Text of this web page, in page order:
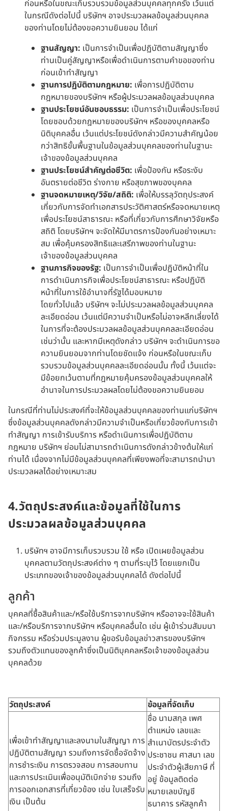
ก่อนหรือในขณะเก็บรวบรวมข้อมูลส่วนบุคคลทุกครั้ง เว้นแต่
ในกรณีดังต่อไปนี้ บริษัทฯ อาจประมวลผลข้อมูลส่วนบุคคล
ของท่านโดยไม่ต้องขอความยินยอม ได้แก่
ฐานสัญญา: เป็นการจำเป็นเพื่อปฏิบัติตามสัญญาซึ่ง
ท่านเป็นคู่สัญญาหรือเพื่อดำเนินการตามคำขอของท่าน
ก่อนเข้าทำสัญญา
ฐานการปฏิบัติตามกฎหมาย: เพื่อการปฏิบัติตาม
กฎหมายของบริษัทฯ หรือผู้ประมวลผลข้อมูลส่วนบุคคล
ฐานประโยชน์อันชอบธรรม: เป็นการจำเป็นเพื่อประโยชน์
โดยชอบด้วยกฎหมายของบริษัทฯ หรือของบุคคลหรือ
นิติบุคคลอื่น เว้นแต่ประโยชน์ดังกล่าวมีความสำคัญน้อย
กว่าสิทธิขั้นพื้นฐานในข้อมูลส่วนบุคคลของท่านในฐานะ
เจ้าของข้อมูลส่วนบุคคล
ฐานประโยชน์สำคัญต่อชีวิต: เพื่อป้องกัน หรือระงับ
อันตรายต่อชีวิต ร่างกาย หรือสุขภาพของบุคคล
ฐานจดหมายเหตุ/วิจัย/สถิติ: เพื่อให้บรรลุวัตถุประสงค์
เกี่ยวกับการจัดทำเอกสารประวัติศาสตร์หรือจดหมายเหตุ
เพื่อประโยชน์สาธารณะ หรือที่เกี่ยวกับการศึกษาวิจัยหรือ
สถิติ โดยบริษัทฯ จะจัดให้มีมาตรการป้องกันอย่างเหมาะ
สม เพื่อคุ้มครองสิทธิและเสรีภาพของท่านในฐานะ
เจ้าของข้อมูลส่วนบุคคล
ฐานภารกิจของรัฐ: เป็นการจำเป็นเพื่อปฏิบัติหน้าที่ใน
การดำเนินภารกิจเพื่อประโยชน์สาธารณะ หรือปฏิบัติ
หน้าที่ในการใช้อำนาจที่รัฐได้มอบหมาย
โดยทั่วไปแล้ว บริษัทฯ จะไม่ประมวลผลข้อมูลส่วนบุคคล
ละเอียดอ่อน เว้นแต่มีความจำเป็นหรือไม่อาจหลีกเลี่ยงได้
ในการที่จะต้องประมวลผลข้อมูลส่วนบุคคลละเอียดอ่อน
เช่นว่านั้น และหากมีเหตุดังกล่าว บริษัทฯ จะดำเนินการขอ
ความยินยอมจากท่านโดยชัดแจ้ง ก่อนหรือในขณะเก็บ
รวบรวมข้อมูลส่วนบุคคลละเอียดอ่อนนั้น ทั้งนี้ เว้นแต่จะ
มีข้อยกเว้นตามที่กฎหมายคุ้มครองข้อมูลส่วนบุคคลให้
อำนาจในการประมวลผลโดยไม่ต้องขอความยินยอม
ในกรณีที่ท่านไม่ประสงค์ที่จะให้ข้อมูลส่วนบุคคลของท่านแก่บริษัทฯ
ซึ่งข้อมูลส่วนบุคคลดังกล่าวมีความจำเป็นหรือเกี่ยวข้องกับการเข้า
ทำสัญญา การเข้ารับบริการ หรือดำเนินการเพื่อปฏิบัติตาม
กฎหมาย บริษัทฯ ย่อมไม่สามารถดำเนินการดังกล่าวข้างต้นให้แก่
ท่านได้ เนื่องจากไม่มีข้อมูลส่วนบุคคลที่เพียงพอที่จะสามารถนำมา
ประมวลผลได้อย่างเหมาะสม
4.วัตถุประสงค์และข้อมูลที่ใช้ในการ
ประมวลผลข้อมูลส่วนบุคคล
บริษัทฯ อาจมีการเก็บรวบรวม ใช้ หรือ เปิดเผยข้อมูลส่วน
บุคคลตามวัตถุประสงค์ต่าง ๆ ตามที่ระบุไว้ โดยแยกเป็น
ประเภทของเจ้าของข้อมูลส่วนบุคคลได้ ดังต่อไปนี้
ลูกค้า
บุคคลที่ซื้อสินค้าและ/หรือใช้บริการจากบริษัทฯ หรืออาจจะใช้สินค้า
และ/หรือบริการจากบริษัทฯ หรือบุคคลอื่นใด เช่น ผู้เข้าร่วมสัมมนา
กิจกรรม หรือร่วมประมูลงาน ผู้ขอรับข้อมูลข่าวสารของบริษัทฯ
รวมถึงตัวแทนของลูกค้าซึ่งเป็นนิติบุคคลหรือเจ้าของข้อมูลส่วน
บุคคลด้วย
วัตถุประสงค์ ข้อมูลที่จัดเก็บ
เพื่อเข้าทำสัญญาและลงนามในสัญญา การ
ปฏิบัติตามสัญญา รวมถึงการจัดซื้อจัดจ้าง
การชำระเงิน การตรวจสอบ การสอบทาน
และการประเมินเพื่ออนุมัติเบิกจ่าย รวมถึง
การออกเอกสารที่เกี่ยวข้อง เช่น ใบเสร็จรับ
เงิน เป็นต้น
ชื่อ นามสกุล เพศ
ตำแหน่ง เลขและ
สำเนาบัตรประจำตัว
ประชาชน ศาสนา เลข
ประจำตัวผู้เสียภาษี ที่
อยู่ ข้อมูลติดต่อ
หมายเลขบัญชี
ธนาคาร รหัสลูกค้า